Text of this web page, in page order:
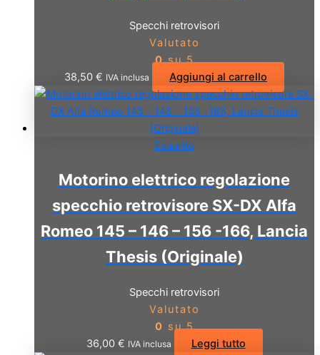
Specchi retrovisori
Valutato
0su 5
38,50 € IVA inclusa Aggiungi al carrello
Esaurito
Motorino elettrico regolazione
specchio retrovisore SX-DX Alfa
Romeo 145 – 146 – 156 -166, Lancia
Thesis (Originale)
Specchi retrovisori
Valutato
0 su 5
36,00 € IVA inclusa Leggi tutto